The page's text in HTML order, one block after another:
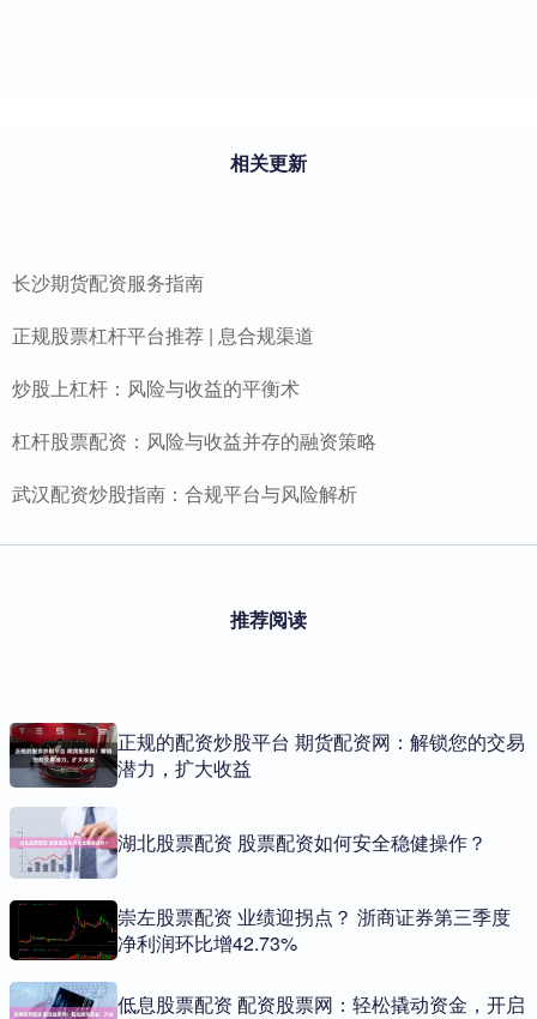
相关更新
长沙期货配资服务指南
正规股票杠杆平台推荐 | 息合规渠道
炒股上杠杆：风险与收益的平衡术
杠杆股票配资：风险与收益并存的融资策略
武汉配资炒股指南：合规平台与风险解析
推荐阅读
正规的配资炒股平台 期货配资网：解锁您的交易
潜力，扩大收益
湖北股票配资 股票配资如何安全稳健操作？
崇左股票配资 业绩迎拐点？ 浙商证券第三季度
净利润环比增42.73%
低息股票配资 配资股票网：轻松撬动资金，开启